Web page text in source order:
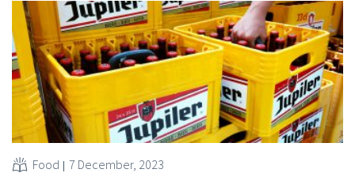
Food 7 December, 2023